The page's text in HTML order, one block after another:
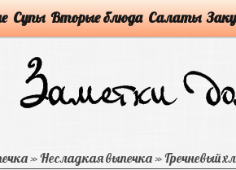
Супы Вторые блюда Салаты
»Несладкая выпечка»Гречневый